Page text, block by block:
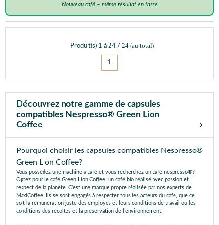
Nouveau café – même résultat en tasse
Produit(s) 1 à 24 / 24 (au total)
1
Découvrez notre gamme de capsules
compatibles Nespresso® Green Lion
Coffee
Pourquoi choisir les capsules compatibles Nespresso®
Green Lion Coffee?
Vous possédez une machine à café et vous recherchez un café nespresso®?
Optez pour le café Green Lion Coffee, un café bio réalisé avec passion et
respect de la planète. C’est une marque propre réalisée par nos experts de
MaxiCoffee. Ils se sont engagés à respecter tous les acteurs du café, que ce
soit la rémunération juste des employés et leurs conditions de travail ou les
conditions des récoltes et la préservation de l’environnement.